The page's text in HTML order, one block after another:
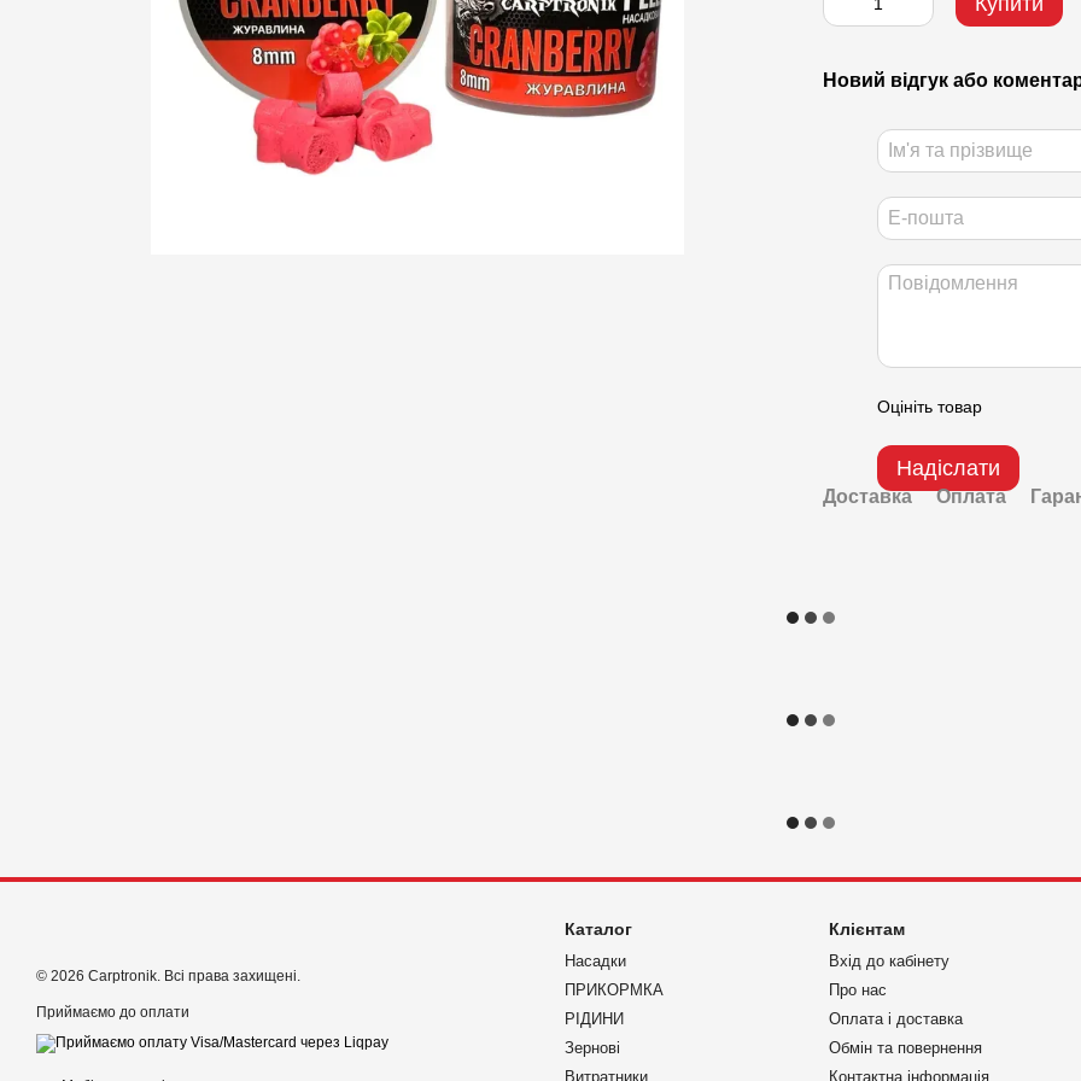
Новий відгук або
Оцініть товар
Надіслати
Доставка Оплата
© 2026 Carptronik. Всі права захищені.
Приймаємо до оплати
Каталог
Насадки
ПРИКОРМКА
РІДИНИ
Зернові
Витратники
Клієнтам
Вхід до кабінету
Про нас
Оплата і доставка
Обмін та повернення
Контактна інформація